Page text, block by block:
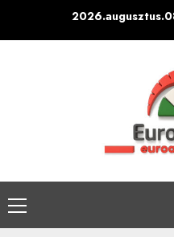
Primary
Menu